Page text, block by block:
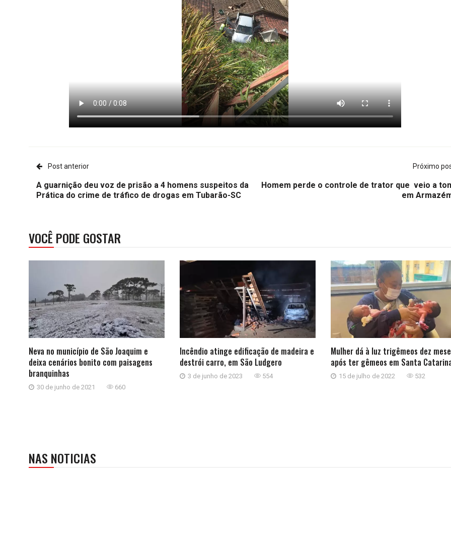
Post anterior
A guarnição deu voz de prisão a 4 homens suspeitos da
Prática do crime de tráfico de drogas em Tubarão-SC
Próximo
Homem perde o controle de trator que veio a
em
VOCÊ PODE GOSTAR
Neva no município de São Joaquim e
deixa cenários bonito com paisagens
branquinhas
30 de junho de 2021 660
Incêndio atinge edificação de madeira e
destrói carro, em São Ludgero
3 de junho de 2023 554
Mulher dá à luz trigêmeos dez
após ter gêmeos em Santa
15 de julho de 2022 532
NAS NOTICIAS